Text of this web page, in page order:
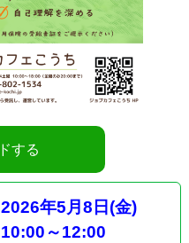
2026年5月8 日(金)
10:00 ～12:00